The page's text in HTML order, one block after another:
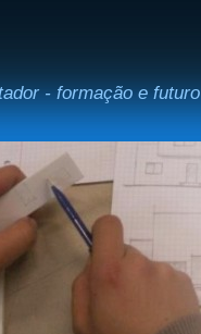
- formação e futuro